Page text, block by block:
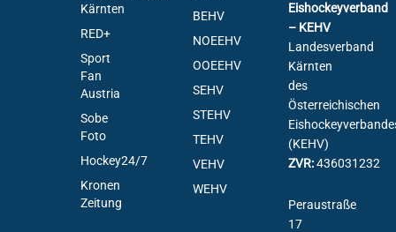
Kärnten
RED+
Sport
Fan
Austria
Sobe
Foto
Hockey24/7
Kronen
Zeitung
BEHV
NOEEHV
OOEEHV
SEHV
STEHV
TEHV
VEHV
WEHV
Eishockeyverband
– KEHV
Landesverband
Kärnten
des
Österreichischen
(KEHV)
ZVR:436031232
Peraustraße
17